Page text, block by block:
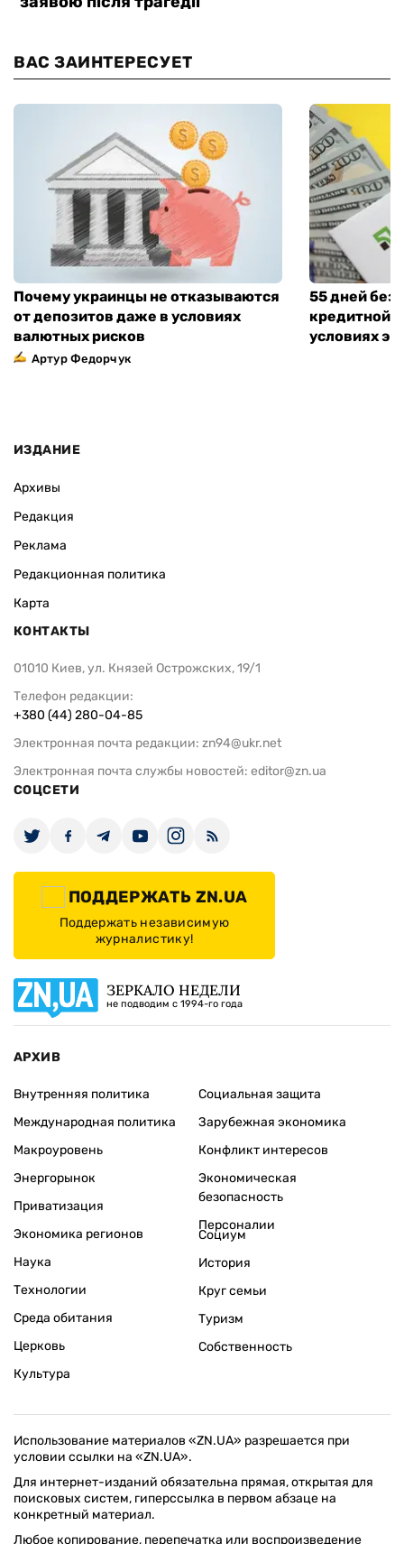
ВАС ЗАИНТЕРЕСУЕТ
Почему украинцы не отказываются
от депозитов даже в условиях
валютных рисков
Артур Федорчук
55 дней без
кредитной
условиях
ИЗДАНИЕ
Архивы
Редакция
Реклама
Редакционная политика
Карта
КОНТАКТЫ
01010 Киев, ул. Князей Острожских, 19/1
Телефон редакции:
+380 (44) 280-04-85
Электронная почта редакции: zn94@ukr.net
Электронная почта службы новостей: editor@zn.ua
СОЦСЕТИ
ПОДДЕРЖАТЬ ZN.UA
Поддержать независимую
журналистику!
ЗЕРКАЛО НЕДЕЛИ
не подводим с 1994-го года
АРХИВ
Внутренняя политика
Международная политика
Макроуровень
Энергорынок
Приватизация
Экономика регионов
Социальная защита
Зарубежная экономика
Конфликт интересов
Экономическая
безопасность
Персоналии
Наука
Технологии
Среда обитания
Церковь
Культура
Социум
История
Круг семьи
Туризм
Собственность
Использование материалов «ZN.UA» разрешается при
условии ссылки на «ZN.UA».
Для интернет-изданий обязательна прямая, открытая для
поисковых систем, гиперссылка в первом абзаце на
конкретный материал.
Любое копирование, перепечатка или воспроизведение